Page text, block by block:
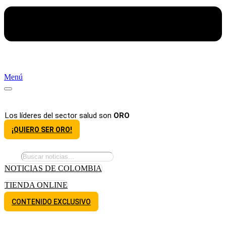
Menú
Los líderes del sector salud son ORO
¡QUIERO SER ORO!
NOTICIAS DE COLOMBIA
TIENDA ONLINE
CONTENIDO EXCLUSIVO